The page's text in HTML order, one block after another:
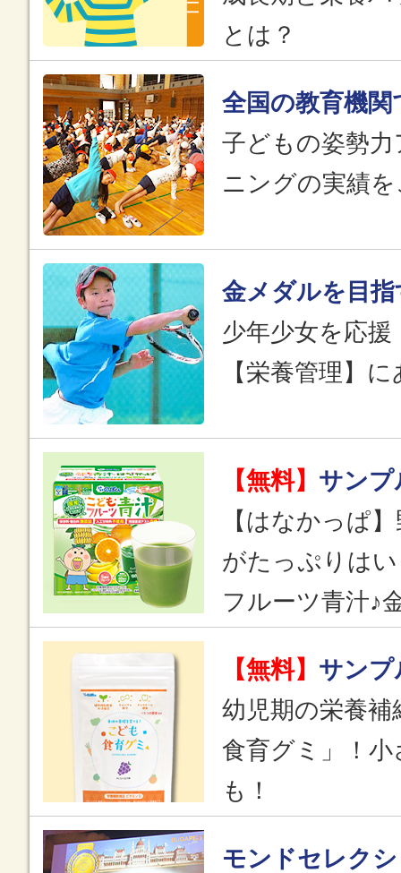
とは？
全国の教育機関
子どもの姿勢
ニングの実績
金メダルを目指
少年少女を応
【栄養管理】
【無料】 サンプ
【はなかっぱ
がたっぷりは
フルーツ青汁♪
【無料】 サンプ
幼児期の栄養
食育グミ」！
も！
モンドセレク